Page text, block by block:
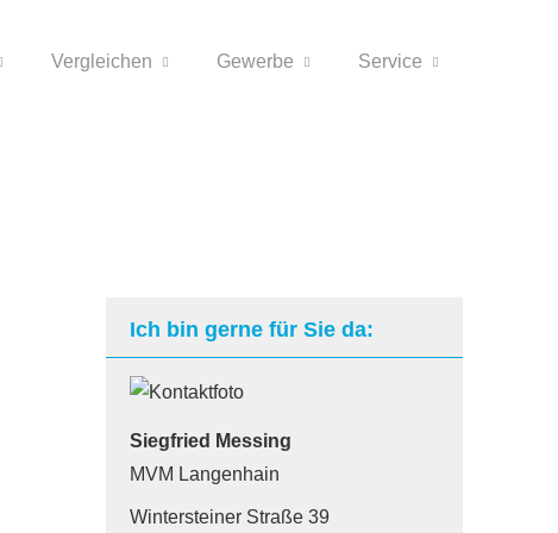
Vergleichen Gewerbe Service
Ich bin gerne für Sie da:
Siegfried Messing
MVM Langenhain
Wintersteiner Straße 39